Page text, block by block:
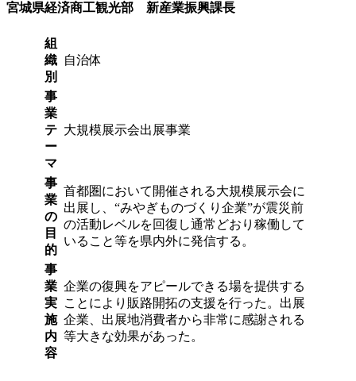
宮城県経済商工観光部 新産業振興課長
組
織
別
自治体
事
業
テ
ー
マ
大規模展示会出展事業
事
業
の
目
的
首都圏において開催される大規模展示会に
出展し、“みやぎものづくり企業”が震災前
の活動レベルを回復し通常どおり稼働して
いること等を県内外に発信する。
事
業
実
施
内
容
企業の復興をアピールできる場を提供する
ことにより販路開拓の支援を行った。出展
企業、出展地消費者から非常に感謝される
等大きな効果があった。